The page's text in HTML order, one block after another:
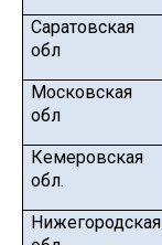
Саратовская
обл
Московская
обл
Кемеровская
обл.
Нижегородская